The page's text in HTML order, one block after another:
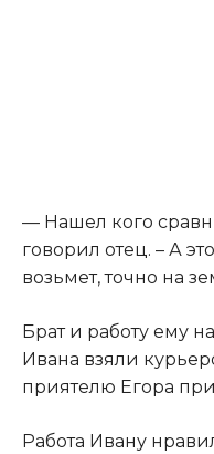
​— Нашел кого
говорил отец. – А
возьмет, точно на
​Брат и работу ему
Ивана взяли
приятелю Егора
​Работа Ивану